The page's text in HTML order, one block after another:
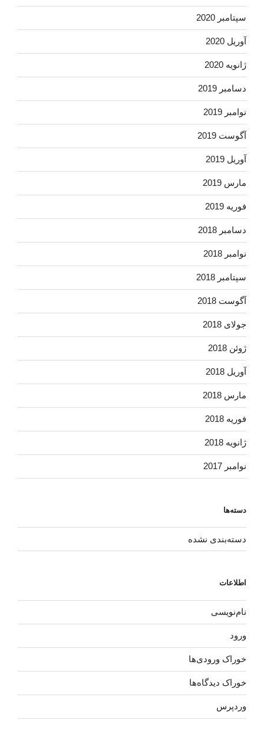
سپتامبر 2020
آوریل 2020
ژانویه 2020
دسامبر 2019
نوامبر 2019
آگوست 2019
آوریل 2019
مارس 2019
فوریه 2019
دسامبر 2018
نوامبر 2018
سپتامبر 2018
آگوست 2018
جولای 2018
ژوئن 2018
آوریل 2018
مارس 2018
فوریه 2018
ژانویه 2018
نوامبر 2017
دسته‌ها
دسته‌بندی نشده
اطلاعات
نام‌نویسی
ورود
خوراک ورودی‌ها
خوراک دیدگاه‌ها
وردپرس